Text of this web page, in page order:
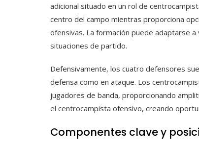
adicional situado en un rol de
centro del campo mientras proporciona
ofensivas. La formación puede adaptarse
situaciones de partido.
Defensivamente, los cuatro defensores
defensa como en ataque. Los
jugadores de banda, proporcionando
el centrocampista ofensivo, creando
Componentes clave y